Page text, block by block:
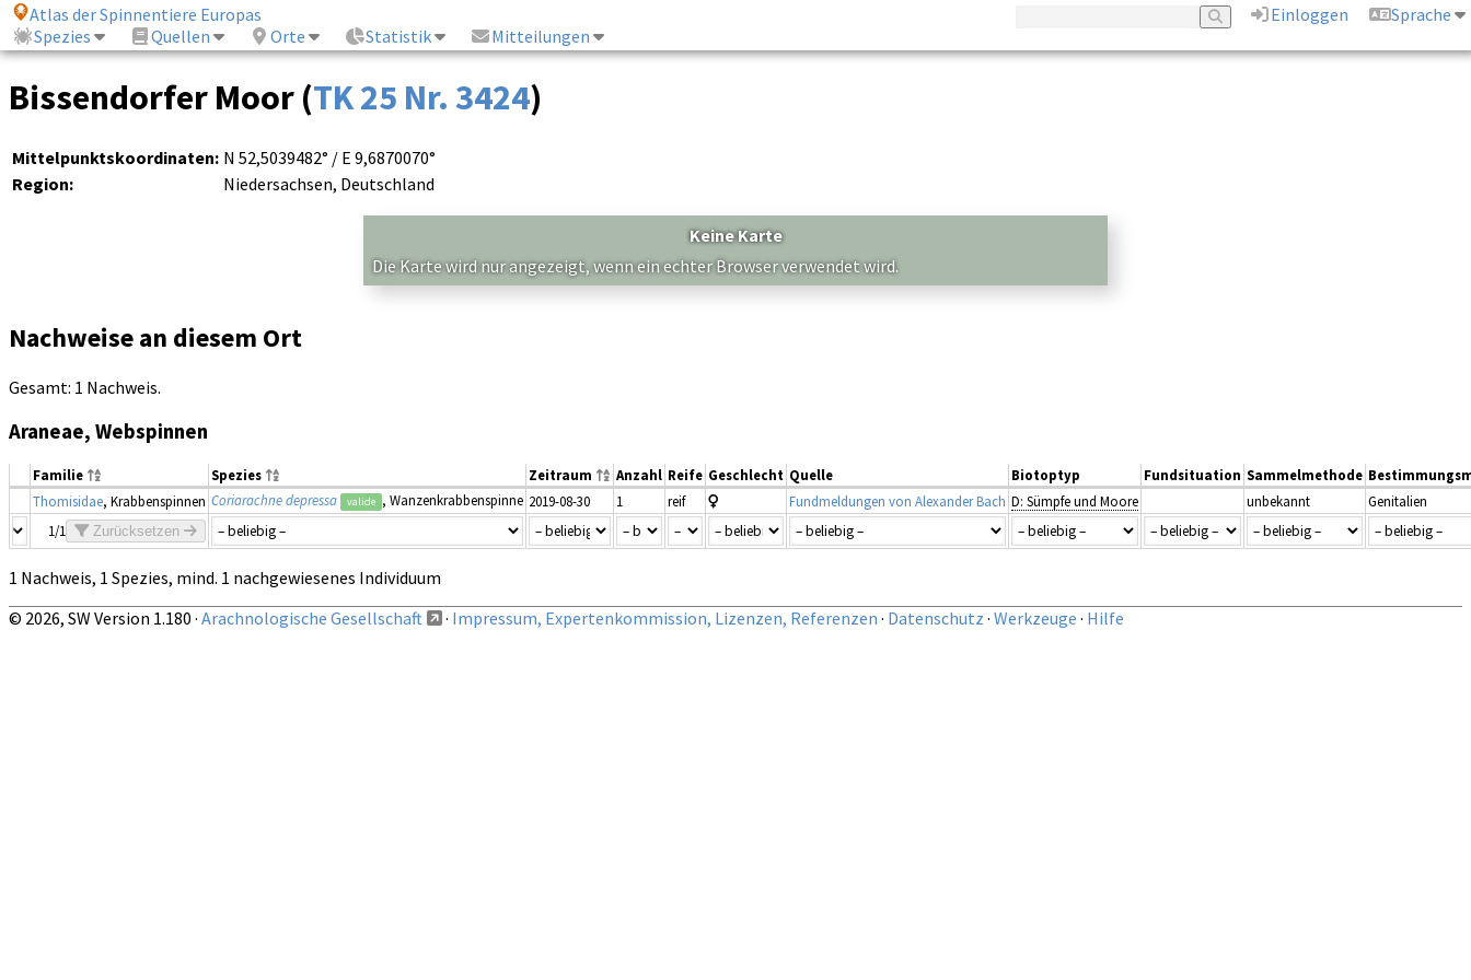
Atlas der Spinnentiere Europas Einloggen
Sprache
Spezies
Quellen Orte Statistik Mitteilungen
Bissendorfer Moor (TK 25 Nr. 3424)
Mittelpunktskoordinaten: N 52,5039482° / E 9,6870070°
Region:
Niedersachsen, Deutschland
Keine Karte
Die Karte wird nur angezeigt, wenn ein echter Browser verwendet wird.
Nachweise an diesem Ort
Gesamt: 1 Nachweis.
Araneae, Webspinnen
Familie Spezies Zeitraum Anzahl Reife Geschlecht Quelle Biotoptyp Fundsituation Sammelmethode
Thomisidae, Krabbenspinnen Coriarachne depressa valide , Wanzenkrabbenspinne 2019-08-30 1 reif Fundmeldungen von Alexander Bach D: Sümpfe und Moore unbekannt
Genitalien
1/1
Zurücksetzen
1 Nachweis, 1 Spezies, mind. 1 nachgewiesenes Individuum
© 2026, SW Version 1.180 · Arachnologische Gesellschaft · Impressum, Expertenkommission, Lizenzen, Referenzen · Datenschutz · Werkzeuge · Hilfe